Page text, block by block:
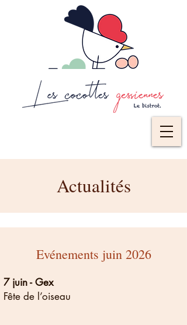
Actualités
Evénements juin 2026
7 juin - Gex
Fête de l’oiseau